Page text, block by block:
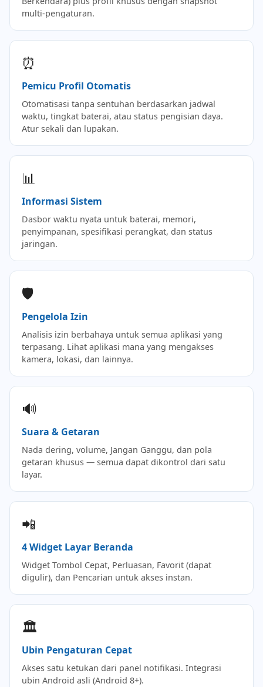
multi-pengaturan.
⏰
Pemicu Profil Otomatis
Otomatisasi tanpa sentuhan berdasarkan jadwal
waktu, tingkat baterai, atau status pengisian daya.
Atur sekali dan lupakan.
📊
Informasi Sistem
Dasbor waktu nyata untuk baterai, memori,
penyimpanan, spesifikasi perangkat, dan status
jaringan.
🛡️
Pengelola Izin
Analisis izin berbahaya untuk semua aplikasi yang
terpasang. Lihat aplikasi mana yang mengakses
kamera, lokasi, dan lainnya.
🔊
Suara & Getaran
Nada dering, volume, Jangan Ganggu, dan pola
getaran khusus — semua dapat dikontrol dari satu
layar.
📲
4 Widget Layar Beranda
Widget Tombol Cepat, Perluasan, Favorit (dapat
digulir), dan Pencarian untuk akses instan.
🏛️
Ubin Pengaturan Cepat
Akses satu ketukan dari panel notifikasi. Integrasi
ubin Android asli (Android 8+).